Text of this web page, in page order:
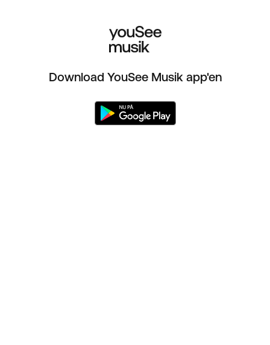
Download YouSee Musik app'en